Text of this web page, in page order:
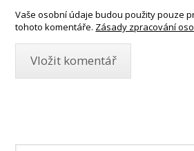
Vaše osobní údaje budou použity pouze
tohoto komentáře. Zásady zpracování